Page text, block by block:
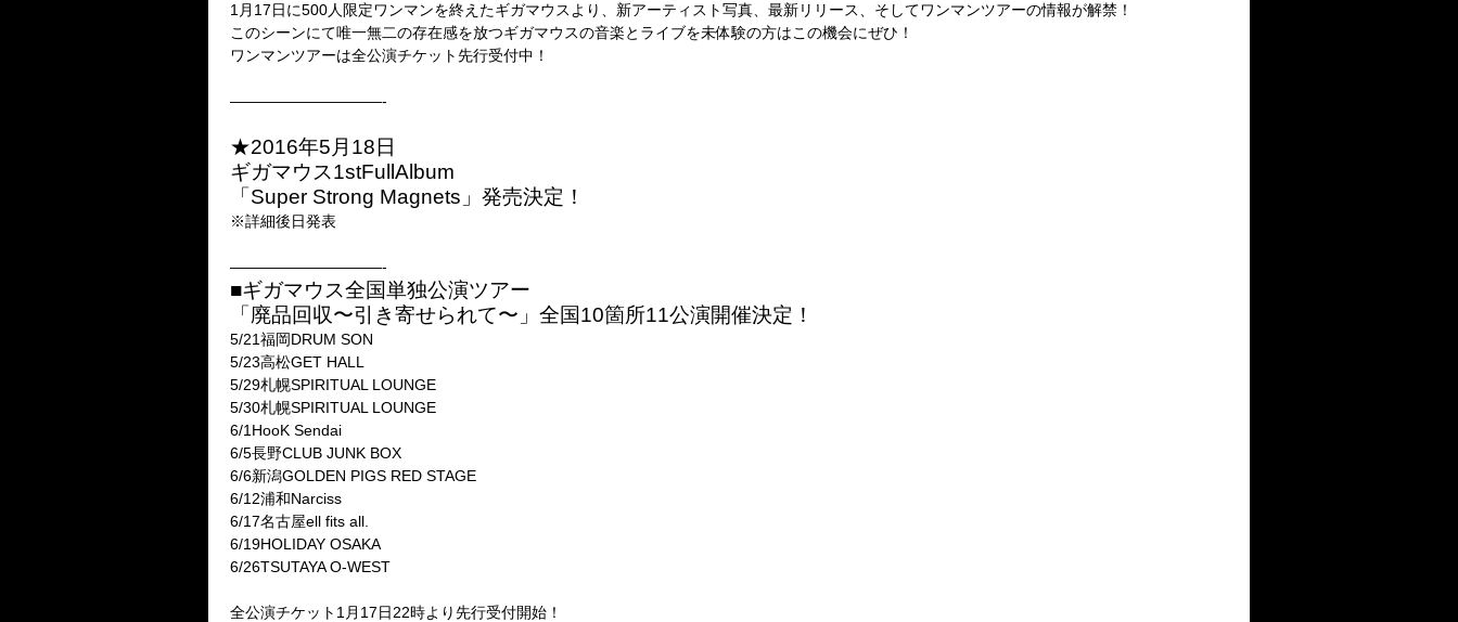
1月17日に500人限定ワンマンを終えたギガマウスより、新アーティスト写真、最新リリース、そしてワンマンツアーの情報が解禁！
このシーンにて唯一無二の存在感を放つギガマウスの音楽とライブを未体験の方はこの機会にぜひ！
ワンマンツアーは全公演チケット先行受付中！
——————————-
★2016年5月18日
ギガマウス1stFullAlbum
「Super Strong Magnets」発売決定！
※詳細後日発表
——————————-
■ギガマウス全国単独公演ツアー
「廃品回収〜引き寄せられて〜」全国10箇所11公演開催決定！
5/21福岡DRUM SON
5/23高松GET HALL
5/29札幌SPIRITUAL LOUNGE
5/30札幌SPIRITUAL LOUNGE
6/1HooK Sendai
6/5長野CLUB JUNK BOX
6/6新潟GOLDEN PIGS RED STAGE
6/12浦和Narciss
6/17名古屋ell fits all.
6/19HOLIDAY OSAKA
6/26TSUTAYA O-WEST
全公演チケット1月17日22時より先行受付開始！